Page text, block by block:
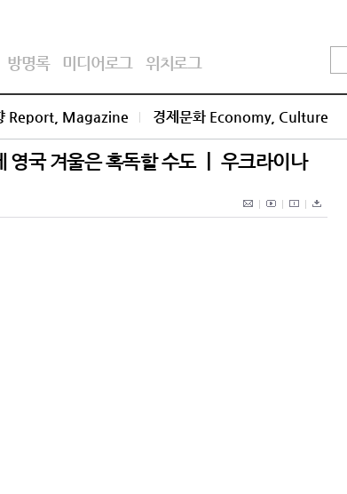
방명록 미디어로그 위치로그
Report, Magazine 경제문화 Economy, Culture
영국 겨울은 혹독할 수도 ㅣ 우크라이나